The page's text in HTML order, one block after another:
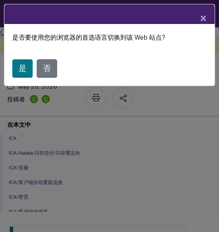
XenApp and XenDesktop XenApp 和 XenDesktop 7.15 LTSR
默认策略设置
May 20, 2026
投稿者:
C C
在本文中
ICA ®
ICA/Adobe 闪存交付/闪存重定向
ICA/音频
ICA/客户端自动重新连接
ICA/带宽
ICA/客户端传感器
ICA/桌面用户界面
×
是否要使用您的浏览器的首选语言切换到该 Web 站点?
是 否